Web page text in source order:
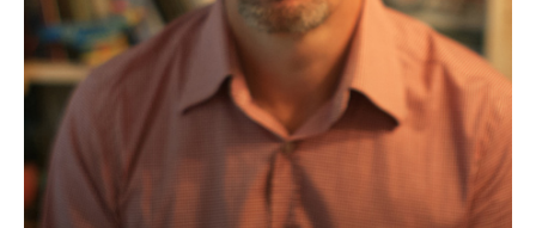
Курсы повышения квалификации
Центр непрерывного образования
Конкурсы
Творческий инкубатор